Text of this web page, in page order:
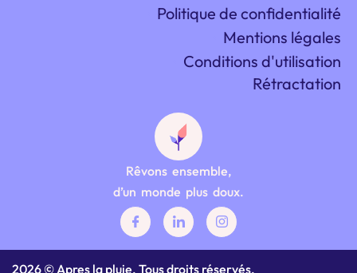
Politique de confidentialité
Mentions légales
Conditions d'utilisation
Rétractation
Rêvons ensemble,
d’un monde plus doux.
2026 © Apres la pluie. Tous droits réservés.